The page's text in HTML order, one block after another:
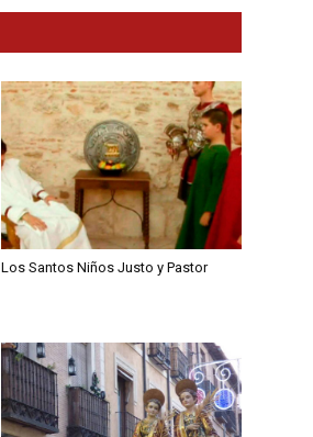
Los Santos Niños Justo y Pastor